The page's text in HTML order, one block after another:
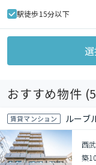
駅徒歩15分以下
おすすめ物件 (5
賃貸マンション ルーブ
西
築